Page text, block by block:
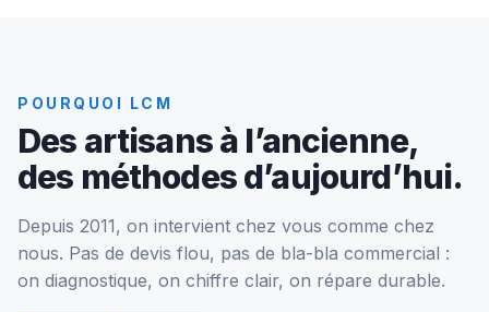
POURQUOI LCM
Des artisans à l’ancienne,
des méthodes d’aujourd’hui.
Depuis 2011, on intervient chez vous comme chez
nous. Pas de devis flou, pas de bla-bla commercial :
on diagnostique, on chiffre clair, on répare durable.